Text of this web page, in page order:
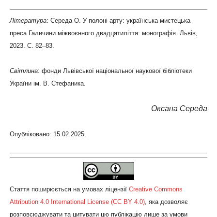
Література: Середа О. У полоні арту: українська мистецька
преса Галичини міжвоєнного двадцятиліття: монографія. Львів,
2023. С. 82–83.
Світлина: фонди Львівської національної наукової бібліотеки
України ім. В. Стефаника.
Оксана Середа
Опубліковано: 15.02.2025.
Стаття поширюється на умовах ліцензії Creative Commons
Attribution 4.0 International License (CC BY 4.0) , яка дозволяє
розповсюджувати та цитувати цю публікацію лише за умови